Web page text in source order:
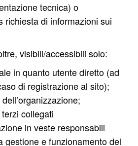
tecnica) o
richiesta di informazioni sui
visibili/accessibili solo:
in quanto utente diretto (ad
di registrazione al sito);
collegati
in veste responsabili
gestione e funzionamento del